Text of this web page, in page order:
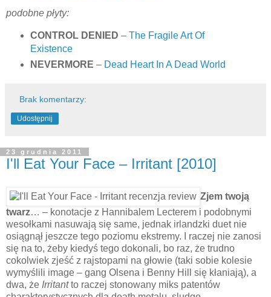
podobne płyty:
CONTROL DENIED – The Fragile Art Of
Existence
NEVERMORE – Dead Heart In A Dead World
Brak komentarzy:
Udostępnij
23 grudnia 2011
I'll Eat Your Face – Irritant [2010]
Zjem twoją
twarz… – konotacje z Hannibalem Lecterem i podobnymi
wesołkami nasuwają się same, jednak irlandzki duet nie
osiągnął jeszcze tego poziomu ekstremy. I raczej nie zanosi
się na to, żeby kiedyś tego dokonali, bo raz, że trudno
cokolwiek zjeść z rajstopami na głowie (taki sobie kolesie
wymyślili image – gang Olsena i Benny Hill się kłaniają), a
dwa, że Irritantto raczej stonowany miks patentów